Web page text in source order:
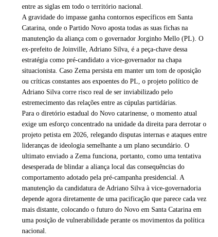
entre as siglas em todo o território nacional.
A gravidade do impasse ganha contornos específicos em Santa
Catarina, onde o Partido Novo aposta todas as suas fichas na
manutenção da aliança com o governador Jorginho Mello (PL). O
ex-prefeito de Joinville, Adriano Silva, é a peça-chave dessa
estratégia como pré-candidato a vice-governador na chapa
situacionista. Caso Zema persista em manter um tom de oposição
ou críticas constantes aos expoentes do PL, o projeto político de
Adriano Silva corre risco real de ser inviabilizado pelo
estremecimento das relações entre as cúpulas partidárias.
Para o diretório estadual do Novo catarinense, o momento atual
exige um esforço concentrado na unidade da direita para derrotar o
projeto petista em 2026, relegando disputas internas e ataques entre
lideranças de ideologia semelhante a um plano secundário. O
ultimato enviado a Zema funciona, portanto, como uma tentativa
desesperada de blindar a aliança local das consequências do
comportamento adotado pela pré-campanha presidencial. A
manutenção da candidatura de Adriano Silva à vice-governadoria
depende agora diretamente de uma pacificação que parece cada vez
mais distante, colocando o futuro do Novo em Santa Catarina em
uma posição de vulnerabilidade perante os movimentos da política
nacional.